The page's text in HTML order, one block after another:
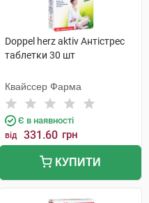
Doppel herz aktiv Антістрес
таблетки 30 шт
Квайссер Фарма
Є в наявності
від 331.60 грн
КУПИТИ